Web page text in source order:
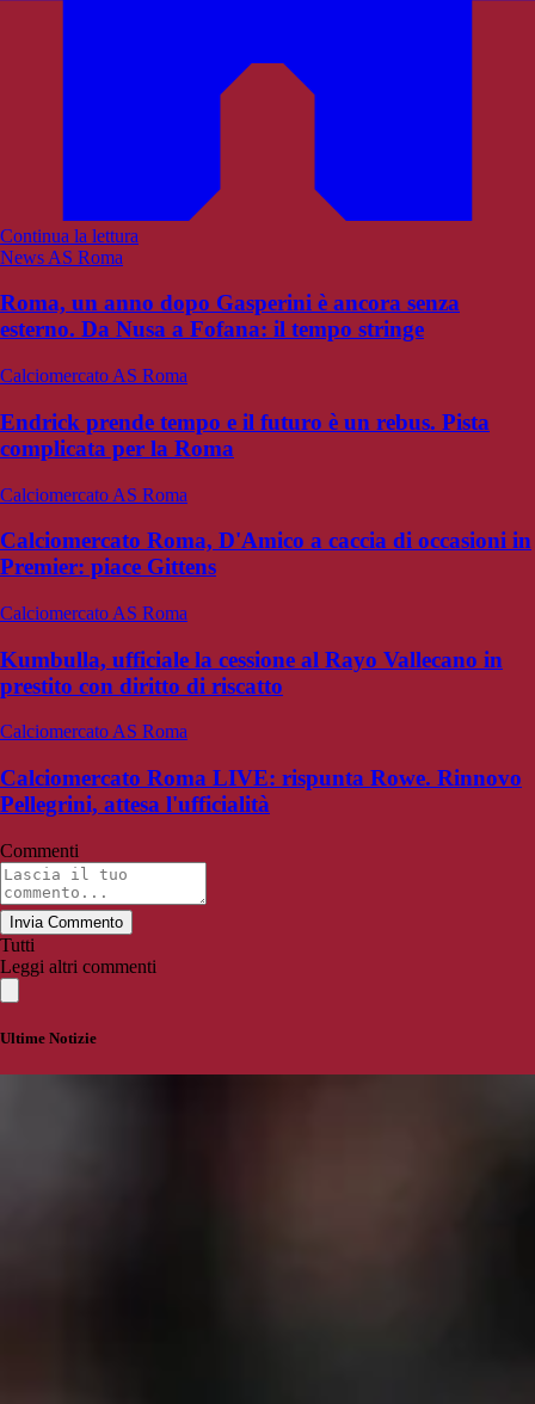
Continua la lettura
News AS Roma
Roma, un anno dopo Gasperini è ancora senza
esterno. Da Nusa a Fofana: il tempo stringe
Calciomercato AS Roma
Endrick prende tempo e il futuro è un rebus. Pista
complicata per la Roma
Calciomercato AS Roma
Calciomercato Roma, D'Amico a caccia di occasioni in
Premier: piace Gittens
Calciomercato AS Roma
Kumbulla, ufficiale la cessione al Rayo Vallecano in
prestito con diritto di riscatto
Calciomercato AS Roma
Calciomercato Roma LIVE: rispunta Rowe. Rinnovo
Pellegrini, attesa l'ufficialità
Commenti
Invia Commento
Tutti
Leggi altri commenti
Ultime Notizie